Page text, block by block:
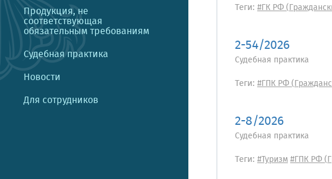
Продукция, не
соответствующая
обязательным требованиям
Судебная практика
Новости
Для сотрудников
Теги: #ГК РФ
2-54/2026
Судебная практика
Теги: #ГПК РФ
2-8/2026
Судебная практика
Теги: #Туризм#ГПК РФ